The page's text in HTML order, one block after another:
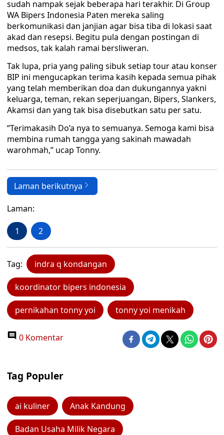
sudah nampak sejak beberapa hari terakhir. Di Group
WA Bipers Indonesia Paten mereka saling
berkomunikasi dan janjian agar bisa tiba di lokasi saat
akad dan resepsi. Begitu pula dengan postingan di
medsos, tak kalah ramai bersliweran.
Tak lupa, pria yang paling sibuk setiap tour atau konser
BIP ini mengucapkan terima kasih kepada semua pihak
yang telah memberikan doa dan dukungannya yakni
keluarga, teman, rekan seperjuangan, Bipers, Slankers,
Akamsi dan yang tak bisa disebutkan satu per satu.
“Terimakasih Do’a nya to semuanya. Semoga kami bisa
membina rumah tangga yang sakinah mawadah
warohmah,” ucap Tonny.
Laman berikutnya
Laman:
1 2
Tag: indra q kondangan
koordinator bipers indonesia
pernikahan tonny yoi tonny yoi menikah
0 Komentar
Tag Populer
ai kuliner Anak Kandung
Badan Usaha Milik Negara